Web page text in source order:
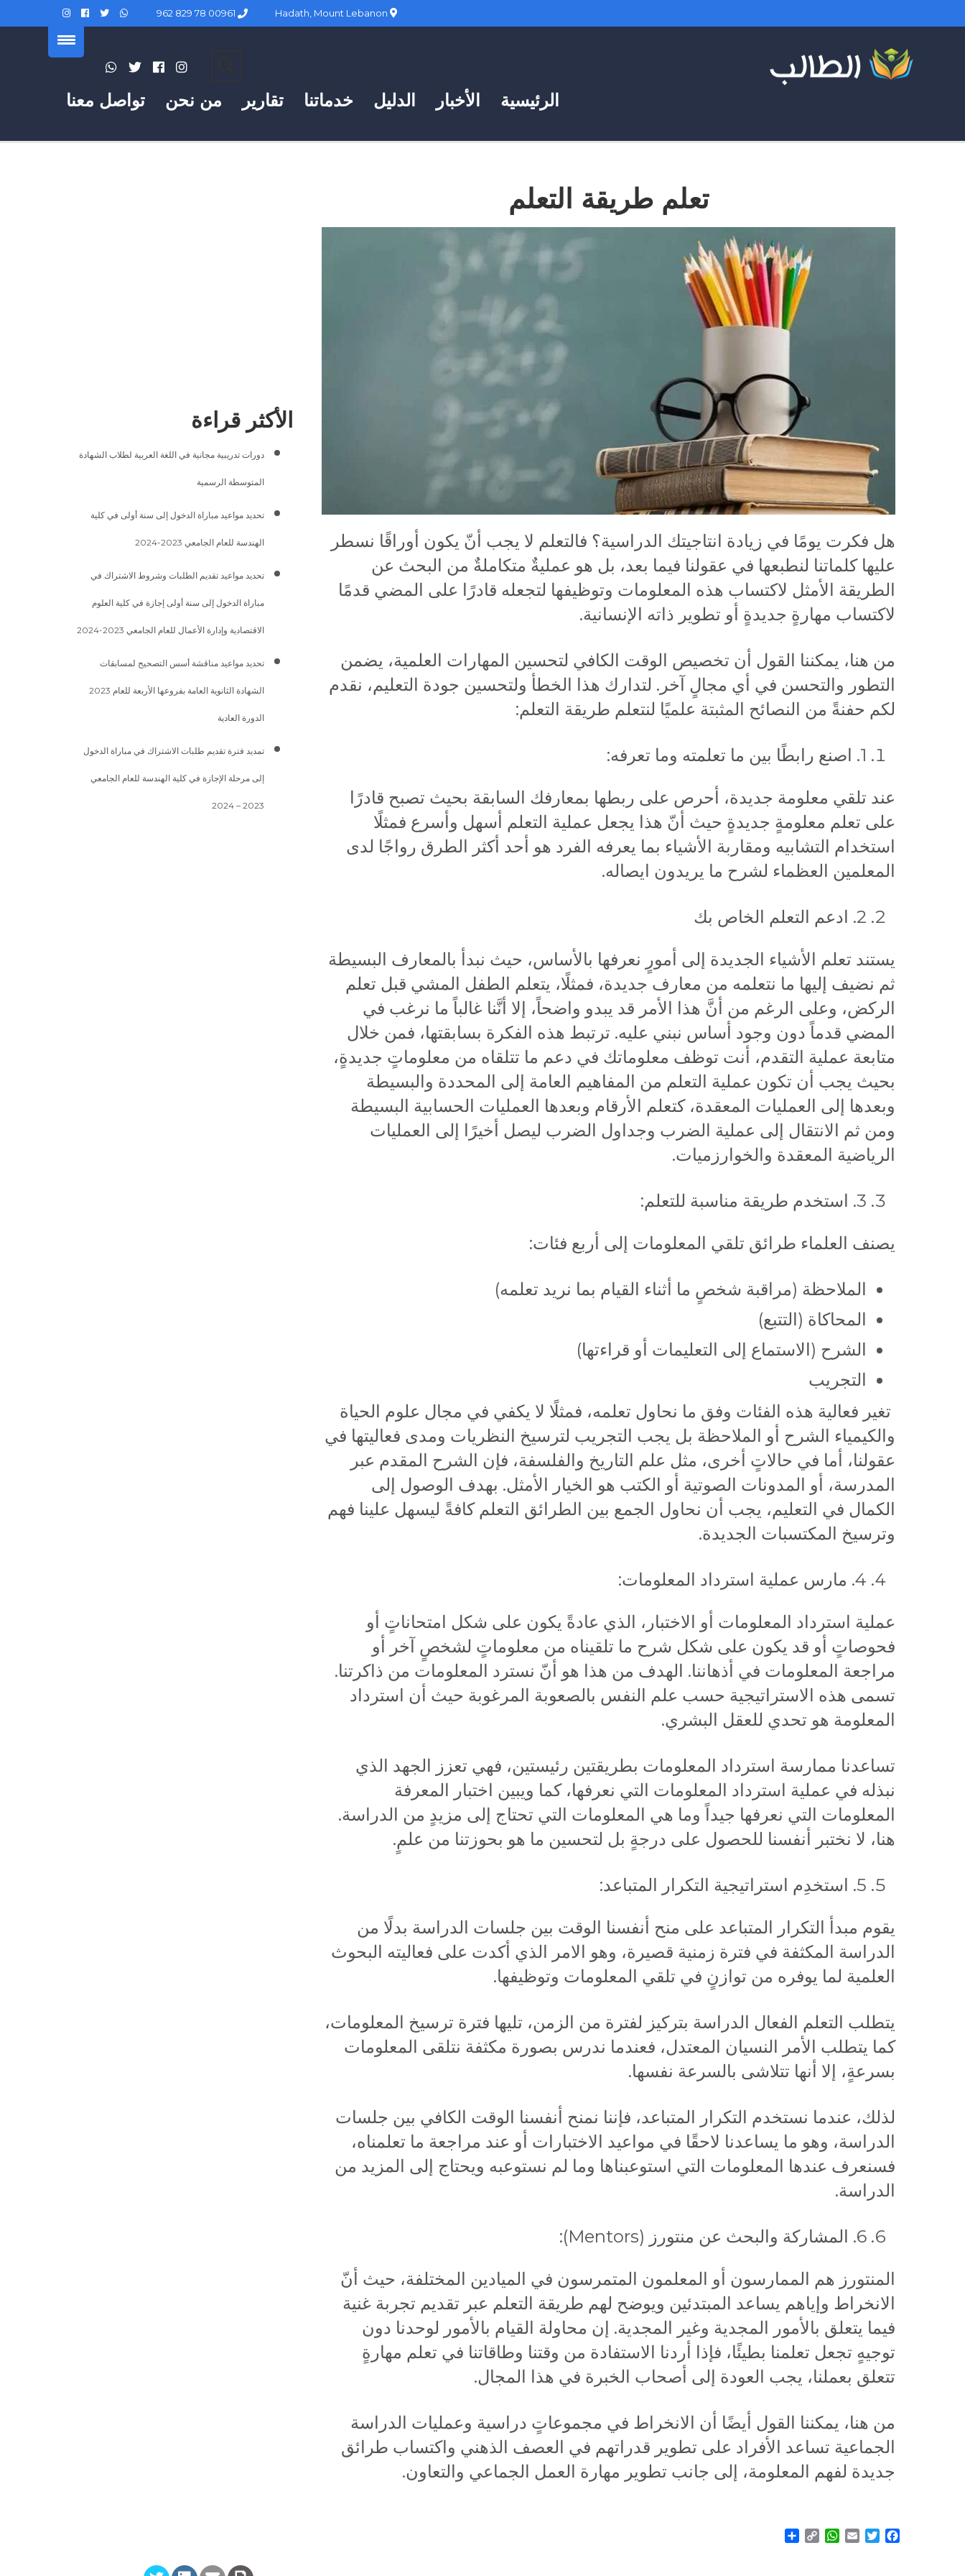
تواصل معنا من نحن تقارير خدماتنا الدليل الأخبار الرئيسية
تعلم طريقة التعلم
هل فكرت يومًا في زيادة انتاجيتك الدراسية؟ فالتعلم لا يجب أنّ يكون أوراقًا نسطر
عليها كلماتنا لنطبعها في عقولنا فيما بعد، بل هو عمليةٌ متكاملةٌ من البحث عن
الطريقة الأمثل لاكتساب هذه المعلومات وتوظيفها لتجعله قادرًا على المضي قدمًا
لاكتساب مهارةٍ جديدةٍ أو تطوير ذاته الإنسانية.
من هنا، يمكننا القول أن تخصيص الوقت الكافي لتحسين المهارات العلمية، يضمن
التطور والتحسن في أي مجالٍ آخر. لتدارك هذا الخطأ ولتحسين جودة التعليم، نقدم
لكم حفنةً من النصائح المثبتة علميًا لنتعلم طريقة التعلم:
1. اصنع رابطًا بين ما تعلمته وما تعرفه:
عند تلقي معلومة جديدة، أحرص على ربطها بمعارفك السابقة بحيث تصبح قادرًا
على تعلم معلومةٍ جديدةٍ حيث أنّ هذا يجعل عملية التعلم أسهل وأسرع فمثلًا
استخدام التشابيه ومقاربة الأشياء بما يعرفه الفرد هو أحد أكثر الطرق رواجًا لدى
المعلمين العظماء لشرح ما يريدون ايصاله.
2. ادعم التعلم الخاص بك
يستند تعلم الأشياء الجديدة إلى أمورٍ نعرفها بالأساس، حيث نبدأ بالمعارف البسيطة
ثم نضيف إليها ما نتعلمه من معارف جديدة، فمثلًا، يتعلم الطفل المشي قبل تعلم
الركض، وعلى الرغم من أنَّ هذا الأمر قد يبدو واضحاً، إلا أنَّنا غالباً ما نرغب في
المضي قدماً دون وجود أساس نبني عليه. ترتبط هذه الفكرة بسابقتها، فمن خلال
متابعة عملية التقدم، أنت توظف معلوماتك في دعم ما تتلقاه من معلوماتٍ جديدةٍ،
بحيث يجب أن تكون عملية التعلم من المفاهيم العامة إلى المحددة والبسيطة
وبعدها إلى العمليات المعقدة، كتعلم الأرقام وبعدها العمليات الحسابية البسيطة
ومن ثم الانتقال إلى عملية الضرب وجداول الضرب ليصل أخيرًا إلى العمليات
الرياضية المعقدة والخوارزميات.
3. استخدم طريقة مناسبة للتعلم:
يصنف العلماء طرائق تلقي المعلومات إلى أربع فئات:
الملاحظة (مراقبة شخصٍ ما أثناء القيام بما نريد تعلمه)
المحاكاة (التتبع)
الشرح (الاستماع إلى التعليمات أو قراءتها)
التجريب
تغير فعالية هذه الفئات وفق ما نحاول تعلمه، فمثلًا لا يكفي في مجال علوم الحياة
والكيمياء الشرح أو الملاحظة بل يجب التجريب لترسيخ النظريات ومدى فعاليتها في
عقولنا، أما في حالاتٍ أخرى، مثل علم التاريخ والفلسفة، فإن الشرح المقدم عبر
المدرسة، أو المدونات الصوتية أو الكتب هو الخيار الأمثل. بهدف الوصول إلى
الكمال في التعليم، يجب أن نحاول الجمع بين الطرائق التعلم كافةً ليسهل علينا فهم
وترسيخ المكتسبات الجديدة.
4. مارس عملية استرداد المعلومات:
عملية استرداد المعلومات أو الاختبار، الذي عادةً يكون على شكل امتحاناتٍ أو
فحوصاتٍ أو قد يكون على شكل شرح ما تلقيناه من معلوماتٍ لشخصٍ آخر أو
مراجعة المعلومات في أذهاننا. الهدف من هذا هو أنّ نسترد المعلومات من ذاكرتنا.
تسمى هذه الاستراتيجية حسب علم النفس بالصعوبة المرغوبة حيث أن استرداد
المعلومة هو تحدي للعقل البشري.
تساعدنا ممارسة استرداد المعلومات بطريقتين رئيستين، فهي تعزز الجهد الذي
نبذله في عملية استرداد المعلومات التي نعرفها، كما ويبين اختبار المعرفة
المعلومات التي نعرفها جيداً وما هي المعلومات التي تحتاج إلى مزيدٍ من الدراسة.
هنا، لا نختبر أنفسنا للحصول على درجةٍ بل لتحسين ما هو بحوزتنا من علمٍ.
5. استخدِم استراتيجية التكرار المتباعد:
يقوم مبدأ التكرار المتباعد على منح أنفسنا الوقت بين جلسات الدراسة بدلًا من
الدراسة المكثفة في فترة زمنية قصيرة، وهو الامر الذي أكدت على فعاليته البحوث
العلمية لما يوفره من توازنٍ في تلقي المعلومات وتوظيفها.
يتطلب التعلم الفعال الدراسة بتركيز لفترة من الزمن، تليها فترة ترسيخ المعلومات،
كما يتطلب الأمر النسيان المعتدل، فعندما ندرس بصورة مكثفة نتلقى المعلومات
بسرعةٍ، إلا أنها تتلاشى بالسرعة نفسها.
لذلك، عندما نستخدم التكرار المتباعد، فإننا نمنح أنفسنا الوقت الكافي بين جلسات
الدراسة، وهو ما يساعدنا لاحقًا في مواعيد الاختبارات أو عند مراجعة ما تعلمناه،
فسنعرف عندها المعلومات التي استوعبناها وما لم نستوعبه ويحتاج إلى المزيد من
الدراسة.
6. المشاركة والبحث عن منتورز (Mentors):
المنتورز هم الممارسون أو المعلمون المتمرسون في الميادين المختلفة، حيث أنّ
الانخراط وإياهم يساعد المبتدئين ويوضح لهم طريقة التعلم عبر تقديم تجربة غنية
فيما يتعلق بالأمور المجدية وغير المجدية. إن محاولة القيام بالأمور لوحدنا دون
توجيهٍ تجعل تعلمنا بطيئًا، فإذا أردنا الاستفادة من وقتنا وطاقاتنا في تعلم مهارةٍ
تتعلق بعملنا، يجب العودة إلى أصحاب الخبرة في هذا المجال.
من هنا، يمكننا القول أيضًا أن الانخراط في مجموعاتٍ دراسية وعمليات الدراسة
الجماعية تساعد الأفراد على تطوير قدراتهم في العصف الذهني واكتساب طرائق
جديدة لفهم المعلومة، إلى جانب تطوير مهارة العمل الجماعي والتعاون.
الأكثر قراءة
دورات تدريبية مجانية في اللغة العربية لطلاب الشهادة
المتوسطة الرسمية
تحديد مواعيد مباراة الدخول إلى سنة أولى في كلية
الهندسة للعام الجامعي 2023-2024
تحديد مواعيد تقديم الطلبات وشروط الاشتراك في
مباراة الدخول إلى سنة أولى إجازة في كلية العلوم
الاقتصادية وإدارة الأعمال للعام الجامعي 2023-2024
تحديد مواعيد مناقشة أسس التصحيح لمسابقات
الشهادة الثانوية العامة بفروعها الأربعة للعام 2023
الدورة العادية
تمديد فترة تقديم طلبات الاشتراك في مباراة الدخول
إلى مرحلة الإجازة في كلية الهندسة للعام الجامعي
2023 – 2024
Facebook
Twitter
Email
WhatsApp
Copy